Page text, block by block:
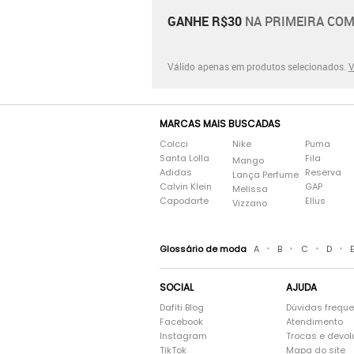
GANHE R$30 NA PRIMEIRA
Válido apenas em produtos selecionados.
MARCAS MAIS BUSCADAS
Colcci
Santa Lolla
Adidas
Calvin Klein
Capodarte
Nike
Mango
Lança Perfume
Melissa
Vizzano
Puma
Fila
Reserva
GAP
Ellus
Glossário de moda A • B • C • D • E
SOCIAL
Dafiti Blog
Facebook
Instagram
TikTok
AJUDA
Dúvidas
Atendimento
Trocas e
Mapa do site